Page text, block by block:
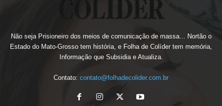
Não seja Prisioneiro dos meios de comunicação de massa... Nortão o
Estado do Mato-Grosso tem história, e Folha de Colíder tem memória,
Informação que Subsidia e Atualiza.
Contato: contato@folhadecolider.com.br